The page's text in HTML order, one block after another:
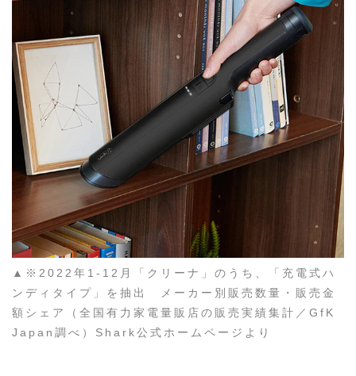
▲※2022年1-12月「クリーナ」のうち、「充電式ハ
ンディタイプ」を抽出 メーカー別販売数量・販売金
額シェア（全国有力家電量販店の販売実績集計／GfK
Japan調べ） Shark公式ホームページより